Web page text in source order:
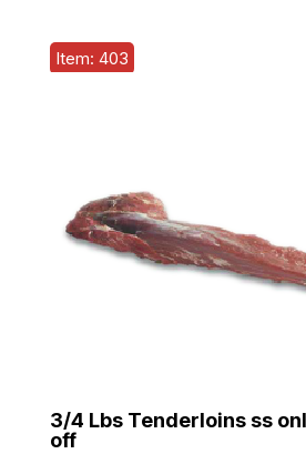
Item: 403
3/4 Lbs Tenderloins ss
off